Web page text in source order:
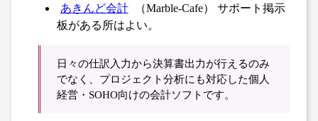
あきんど会計
（Marble-Cafe） サポート掲示
板がある所はよい。
日々の仕訳入力から決算書出力が行えるのみ
でなく、プロジェクト分析にも対応した個人
経営・SOHO向けの会計ソフトです。